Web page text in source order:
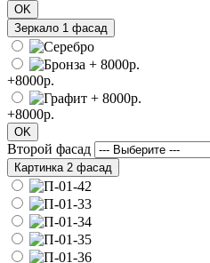
OK
Зеркало 1 фасад
+8000р.
+8000р.
OK
Второй фасад
Картинка 2 фасад